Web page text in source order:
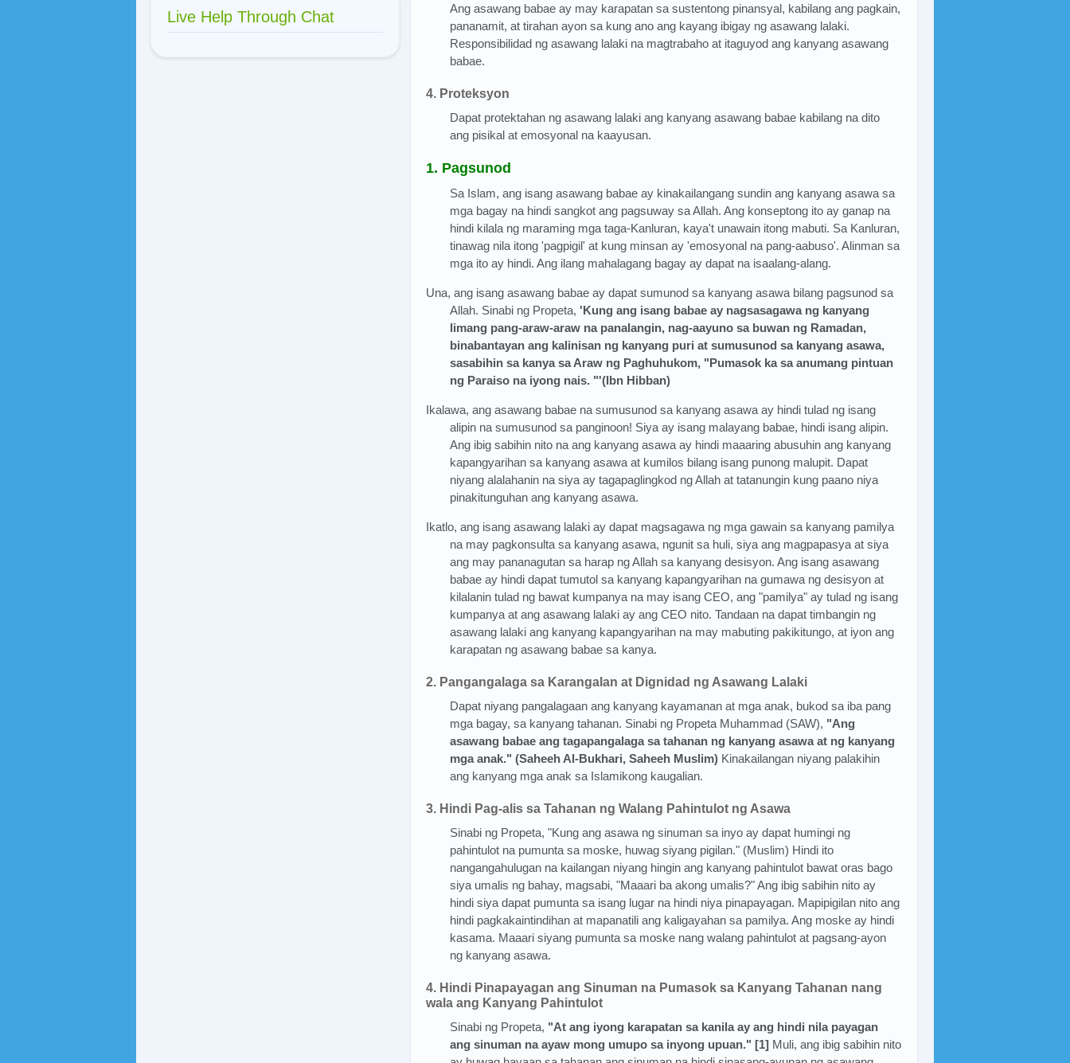
Live Help Through Chat
Ang asawang babae ay may karapatan sa sustentong pinansyal, kabilang ang pagkain,
pananamit, at tirahan ayon sa kung ano ang kayang ibigay ng asawang lalaki.
Responsibilidad ng asawang lalaki na magtrabaho at itaguyod ang kanyang asawang
babae.
4. Proteksyon
Dapat protektahan ng asawang lalaki ang kanyang asawang babae kabilang na dito
ang pisikal at emosyonal na kaayusan.
1. Pagsunod
Sa Islam, ang isang asawang babae ay kinakailangang sundin ang kanyang asawa sa
mga bagay na hindi sangkot ang pagsuway sa Allah. Ang konseptong ito ay ganap na
hindi kilala ng maraming mga taga-Kanluran, kaya't unawain itong mabuti. Sa Kanluran,
tinawag nila itong 'pagpigil' at kung minsan ay 'emosyonal na pang-aabuso'. Alinman sa
mga ito ay hindi. Ang ilang mahalagang bagay ay dapat na isaalang-alang.
Una, ang isang asawang babae ay dapat sumunod sa kanyang asawa bilang pagsunod sa
Allah. Sinabi ng Propeta,'Kung ang isang babae ay nagsasagawa ng kanyang
limang pang-araw-araw na panalangin, nag-aayuno sa buwan ng Ramadan,
binabantayan ang kalinisan ng kanyang puri at sumusunod sa kanyang asawa,
sasabihin sa kanya sa Araw ng Paghuhukom, "Pumasok ka sa anumang pintuan
ng Paraiso na iyong nais. "'(Ibn Hibban)
Ikalawa, ang asawang babae na sumusunod sa kanyang asawa ay hindi tulad ng isang
alipin na sumusunod sa panginoon! Siya ay isang malayang babae, hindi isang alipin.
Ang ibig sabihin nito na ang kanyang asawa ay hindi maaaring abusuhin ang kanyang
kapangyarihan sa kanyang asawa at kumilos bilang isang punong malupit. Dapat
niyang alalahanin na siya ay tagapaglingkod ng Allah at tatanungin kung paano niya
pinakitunguhan ang kanyang asawa.
Ikatlo, ang isang asawang lalaki ay dapat magsagawa ng mga gawain sa kanyang pamilya
na may pagkonsulta sa kanyang asawa, ngunit sa huli, siya ang magpapasya at siya
ang may pananagutan sa harap ng Allah sa kanyang desisyon. Ang isang asawang
babae ay hindi dapat tumutol sa kanyang kapangyarihan na gumawa ng desisyon at
kilalanin tulad ng bawat kumpanya na may isang CEO, ang "pamilya" ay tulad ng isang
kumpanya at ang asawang lalaki ay ang CEO nito. Tandaan na dapat timbangin ng
asawang lalaki ang kanyang kapangyarihan na may mabuting pakikitungo, at iyon ang
karapatan ng asawang babae sa kanya.
2. Pangangalaga sa Karangalan at Dignidad ng Asawang Lalaki
Dapat niyang pangalagaan ang kanyang kayamanan at mga anak, bukod sa iba pang
mga bagay, sa kanyang tahanan. Sinabi ng Propeta Muhammad (SAW), "Ang
asawang babae ang tagapangalaga sa tahanan ng kanyang asawa at ng kanyang
mga anak." (Saheeh Al-Bukhari, Saheeh Muslim) Kinakailangan niyang palakihin
ang kanyang mga anak sa Islamikong kaugalian.
3. Hindi Pag-alis sa Tahanan ng Walang Pahintulot ng Asawa
Sinabi ng Propeta, "Kung ang asawa ng sinuman sa inyo ay dapat humingi ng
pahintulot na pumunta sa moske, huwag siyang pigilan." (Muslim) Hindi ito
nangangahulugan na kailangan niyang hingin ang kanyang pahintulot bawat oras bago
siya umalis ng bahay, magsabi, "Maaari ba akong umalis?" Ang ibig sabihin nito ay
hindi siya dapat pumunta sa isang lugar na hindi niya pinapayagan. Mapipigilan nito ang
hindi pagkakaintindihan at mapanatili ang kaligayahan sa pamilya. Ang moske ay hindi
kasama. Maaari siyang pumunta sa moske nang walang pahintulot at pagsang-ayon
ng kanyang asawa.
4. Hindi Pinapayagan ang Sinuman na Pumasok sa Kanyang Tahanan nang
wala ang Kanyang Pahintulot
Sinabi ng Propeta, "At ang iyong karapatan sa kanila ay ang hindi nila payagan
ang sinuman na ayaw mong umupo sa inyong upuan." [1] Muli, ang ibig sabihin nito